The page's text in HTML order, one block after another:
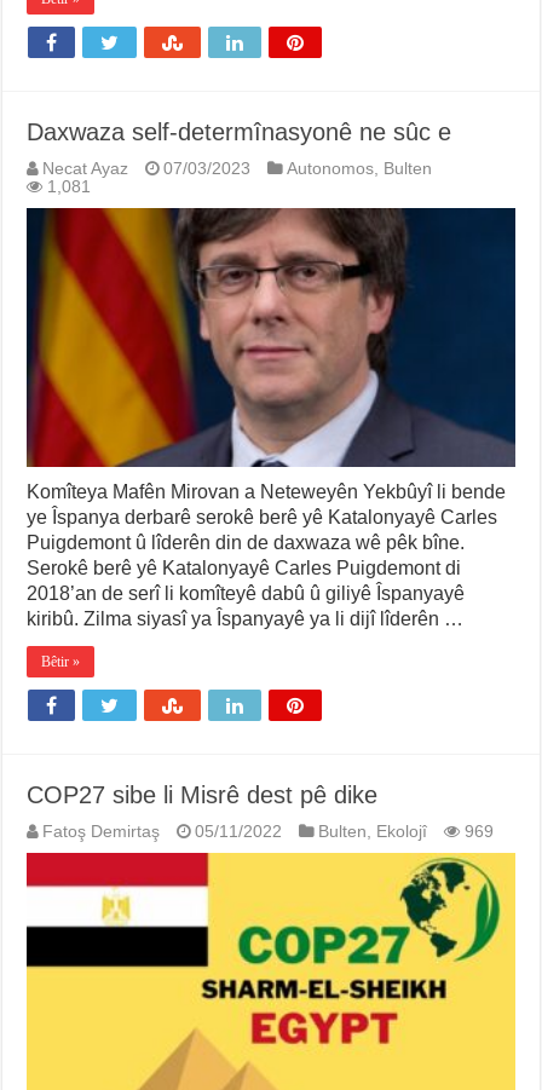
Daxwaza self-determînasyonê ne sûc e
Necat Ayaz 07/03/2023 Autonomos Bulten
1,081
Komîteya Mafên Mirovan a Neteweyên Yekbûyî li bende
ye Îspanya derbarê serokê berê yê Katalonyayê Carles
Puigdemont û lîderên din de daxwaza wê pêk bîne.
Serokê berê yê Katalonyayê Carles Puigdemont di
2018’an de serî li komîteyê dabû û giliyê Îspanyayê
kiribû. Zilma siyasî ya Îspanyayê ya li dijî lîderên …
Bêtir »
COP27 sibe li Misrê dest pê dike
Fatoş Demirtaş 05/11/2022 Bulten, Ekolojî 969